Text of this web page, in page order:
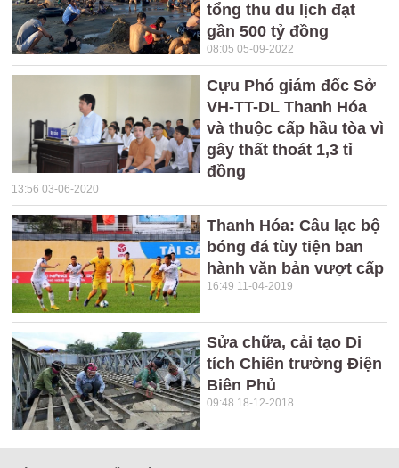
tổng thu du lịch đạt
gần 500 tỷ đồng
08:05 05-09-2022
Cựu Phó giám đốc Sở
VH-TT-DL Thanh Hóa
và thuộc cấp hầu tòa vì
gây thất thoát 1,3 tỉ
đồng
13:56 03-06-2020
Thanh Hóa: Câu lạc bộ
bóng đá tùy tiện ban
hành văn bản vượt cấp
16:49 11-04-2019
Sửa chữa, cải tạo Di
tích Chiến trường Điện
Biên Phủ
09:48 18-12-2018